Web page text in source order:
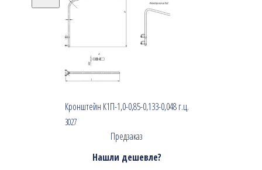
Кронштейн К1П-1,0-0,85-0,133-0,048 г.ц.
3027
Предзаказ
Нашли дешевле?